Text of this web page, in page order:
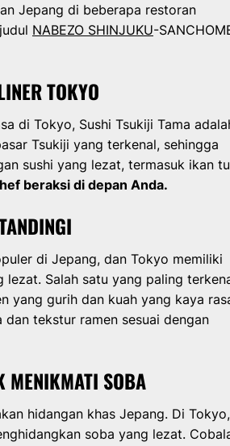
Jepang di beberapa restoran
NABEZO SHINJUKU-
TOKYO
di Tokyo, Sushi Tsukiji Tama
Tsukiji yang terkenal, sehingga
sushi yang lezat, termasuk ikan
beraksi di depan Anda.
di Jepang, dan Tokyo memiliki
Salah satu yang paling
yang gurih dan kuah yang kaya
tekstur ramen sesuai dengan
MENIKMATI SOBA
hidangan khas Jepang. Di Tokyo,
soba yang lezat.